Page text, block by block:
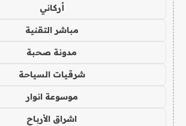
أركاني
مباشر التقنية
مدونة صحبة
شرقيات السياحة
موسوعة انوار
اشراق الأرباح